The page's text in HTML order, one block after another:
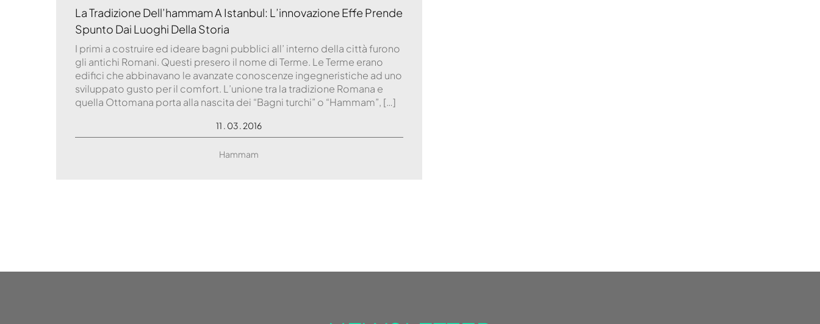
La Tradizione Dell’hammam A Istanbul: L’innovazione Effe Prende
Spunto Dai Luoghi Della Storia
I primi a costruire ed ideare bagni pubblici all’ interno della città furono
gli antichi Romani. Questi presero il nome di Terme. Le Terme erano
edifici che abbinavano le avanzate conoscenze ingegneristiche ad uno
sviluppato gusto per il comfort. L’unione tra la tradizione Romana e
quella Ottomana porta alla nascita dei “Bagni turchi” o “Hammam”, […]
11 . 03 . 2016
Hammam